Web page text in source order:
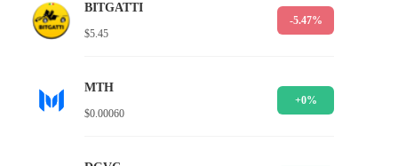
BITGATTI
$5.45
-5.47%
MTH
$0.00060
+0%